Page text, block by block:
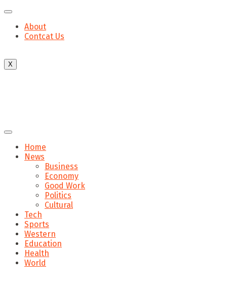
About
Contcat Us
X
Home
News
Business
Economy
Good Work
Politics
Cultural
Tech
Sports
Western
Education
Health
World